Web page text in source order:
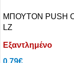
ΜΠΟΥΤΟΝ PUSH
LZ
Εξαντλημένο
0.79€